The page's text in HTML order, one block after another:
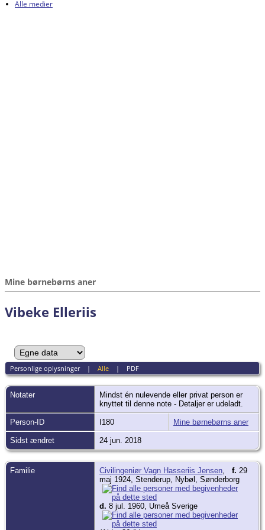
Alle medier
Mine børnebørns aner
Vibeke Elleriis
Personlige oplysninger| Alle| PDF
Notater
Mindst én nulevende eller privat person er
knyttet til denne note - Detaljer er udeladt.
Person-ID I180 Mine børnebørns aner
Sidst ændret 24 jun. 2018
Familie Civilingeniør Vagn Hasseriis Jensen, f. 29
maj 1924, Stenderup, Nybøl, Sønderborg
d. 8 jul. 1960, Umeå Sverige